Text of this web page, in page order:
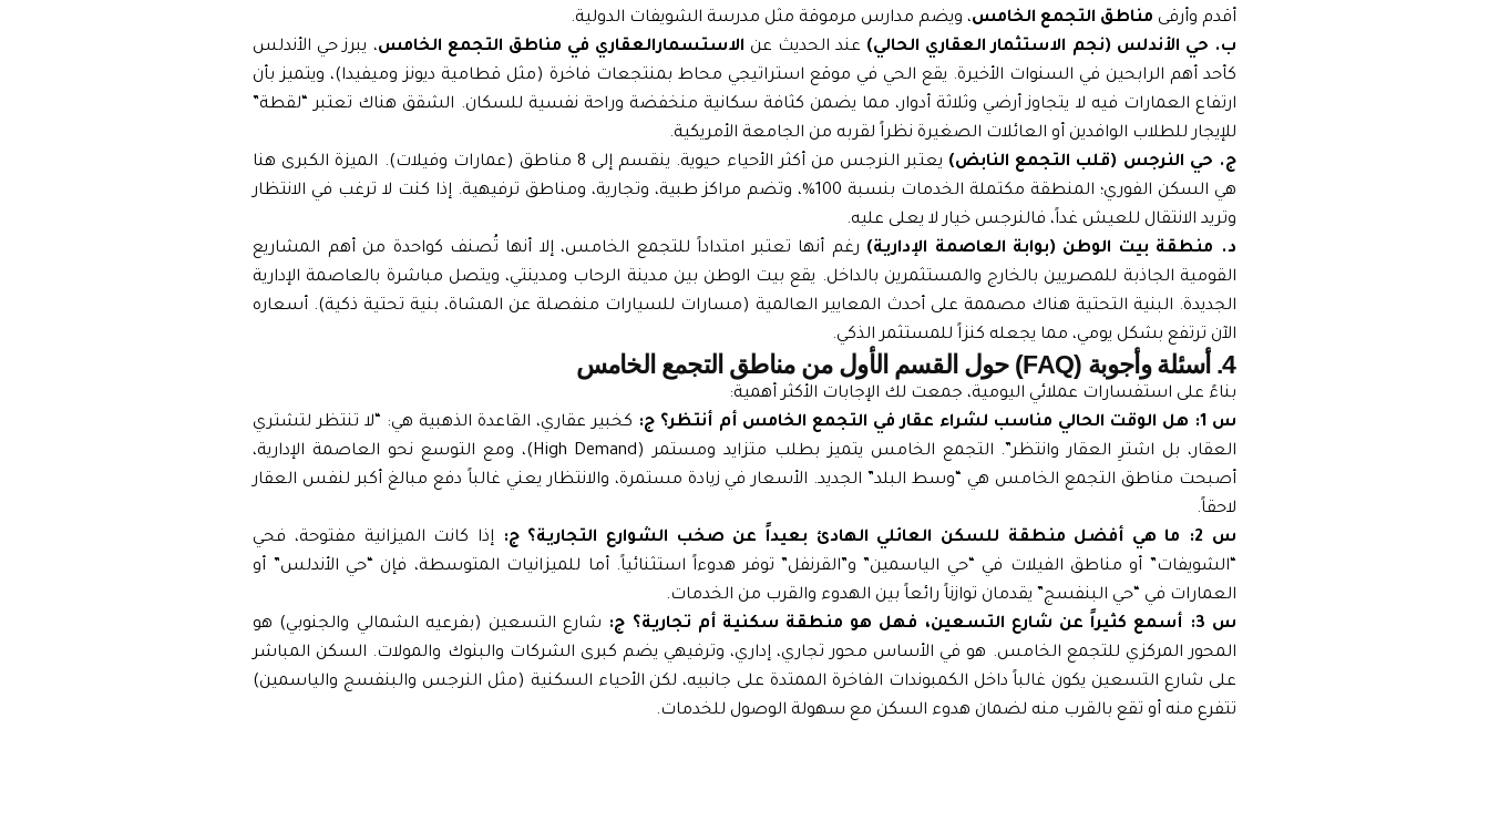
أقدم وأرقى مناطق التجمع الخامس، ويضم مدارس مرموقة مثل مدرسة الشويفات الدولية.
ب. حي الأندلس (نجم الاستثمار العقاري الحالي) عند الحديث عن الاستسمارالعقاري في مناطق التجمع الخامس، يبرز حي الأندلس
كأحد أهم الرابحين في السنوات الأخيرة. يقع الحي في موقع استراتيجي محاط بمنتجعات فاخرة (مثل قطامية ديونز وميفيدا)، ويتميز بأن
ارتفاع العمارات فيه لا يتجاوز أرضي وثلاثة أدوار، مما يضمن كثافة سكانية منخفضة وراحة نفسية للسكان. الشقق هناك تعتبر “لقطة”
للإيجار للطلاب الوافدين أو العائلات الصغيرة نظراً لقربه من الجامعة الأمريكية.
ج. حي النرجس (قلب التجمع النابض)
يعتبر النرجس من أكثر الأحياء حيوية. ينقسم إلى 8 مناطق (عمارات وفيلات). الميزة الكبرى هنا
هي السكن الفوري؛ المنطقة مكتملة الخدمات بنسبة 100%، وتضم مراكز طبية، وتجارية، ومناطق ترفيهية. إذا كنت لا ترغب في الانتظار
وتريد الانتقال للعيش غداً، فالنرجس خيار لا يعلى عليه.
د. منطقة بيت الوطن (بوابة العاصمة الإدارية) رغم أنها تعتبر امتداداً للتجمع الخامس، إلا أنها تُصنف كواحدة من أهم المشاريع
القومية الجاذبة للمصريين بالخارج والمستثمرين بالداخل. يقع بيت الوطن بين مدينة الرحاب ومدينتي، ويتصل مباشرة بالعاصمة الإدارية
الجديدة. البنية التحتية هناك مصممة على أحدث المعايير العالمية (مسارات للسيارات منفصلة عن المشاة، بنية تحتية ذكية). أسعاره
الآن ترتفع بشكل يومي، مما يجعله كنزاً للمستثمر الذكي.
4. أسئلة وأجوبة (FAQ) حول القسم الأول من مناطق التجمع الخامس
بناءً على استفسارات عملائي اليومية، جمعت لك الإجابات الأكثر أهمية:
س 1: هل الوقت الحالي مناسب لشراء عقار في التجمع الخامس أم أنتظر؟
ج: كخبير عقاري، القاعدة الذهبية هي: “لا تنتظر لتشتري
العقار، بل اشترِ العقار وانتظر”. التجمع الخامس يتميز بطلب متزايد ومستمر (High Demand)، ومع التوسع نحو
العاصمة الإدارية،
أصبحت مناطق التجمع الخامس هي “وسط البلد” الجديد. الأسعار في زيادة مستمرة، والانتظار يعني غالباً دفع مبالغ أكبر لنفس العقار
لاحقاً.
س 2: ما هي أفضل منطقة للسكن العائلي الهادئ بعيداً عن صخب الشوارع التجارية؟
ج: إذا كانت الميزانية مفتوحة، فحي
“الشويفات” أو مناطق الفيلات في “حي الياسمين” و”القرنفل” توفر هدوءاً استثنائياً. أما للميزانيات المتوسطة، فإن “حي الأندلس” أو
العمارات في “حي البنفسج” يقدمان توازناً رائعاً بين الهدوء والقرب من الخدمات.
س 3: أسمع كثيراً عن شارع التسعين، فهل هو منطقة سكنية أم تجارية؟
ج: شارع التسعين (بفرعيه الشمالي والجنوبي) هو
المحور المركزي للتجمع الخامس. هو في الأساس محور تجاري، إداري، وترفيهي يضم كبرى الشركات والبنوك والمولات. السكن المباشر
على شارع التسعين يكون غالباً داخل الكمبوندات الفاخرة الممتدة على جانبيه، لكن الأحياء السكنية (مثل النرجس والبنفسج والياسمين)
تتفرع منه أو تقع بالقرب منه لضمان هدوء السكن مع سهولة الوصول للخدمات.